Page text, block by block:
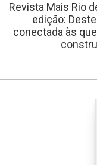
Revista Mais Rio
edição:
conectada às